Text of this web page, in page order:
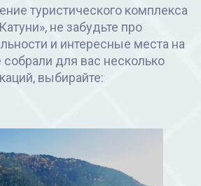
туристического комплекса
не забудьте про
и интересные места на
для вас несколько
выбирайте: